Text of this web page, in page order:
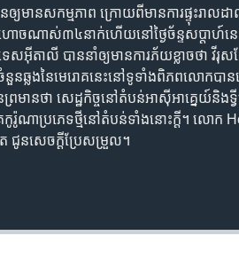
យ​មាន​សកម្មភាព ក្រោយ​ពី​មាន​ការ​ផ្ទុះ​រាលដ
ច​ណាស់​៣៤​នាក់​ហើយ​នៅ​ថ្ងៃ​ច័ន្ទ​សប្តាហ៍​នេះ។
េស​អ៊ីតាលី បាន​នាំ​ឲ្យ​មាន​ការ​ភ័យ​ខ្លាច​ថា​ វី
ន​ឆ្លង​នៃ​មេរោគ​នេះ​នៅ​ទូទាំង​ពិភពលោក​ប
ន​​​ថា សេដ្ឋកិច្ច​នៅ​តំបន់​អាស៊ី​អាគ្នេយ៍​និង​ទ្វី
កូរ៉ូណា​ប្រភេទ​ថ្មី​នៅ​តំបន់​ទាំង​នោះ​ក្តី។ លោក
ន​សេចក្តី​ប្រែសម្រួល។